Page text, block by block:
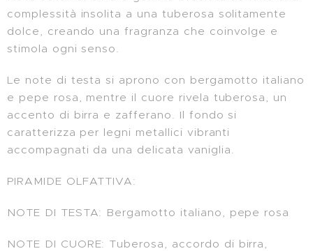
complessità insolita a una tuberosa solitamente
dolce, creando una fragranza che coinvolge e
stimola ogni senso.
Le note di testa si aprono con bergamotto italiano
e pepe rosa, mentre il cuore rivela tuberosa, un
accento di birra e zafferano. Il fondo si
caratterizza per legni metallici vibranti
accompagnati da una delicata vaniglia.
PIRAMIDE OLFATTIVA:
NOTE DI TESTA: Bergamotto italiano, pepe rosa
NOTE DI CUORE: Tuberosa, accordo di birra,